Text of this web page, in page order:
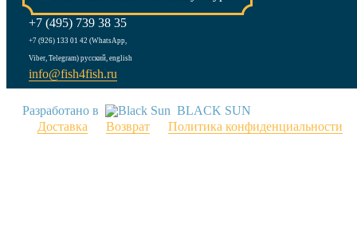
+7 (495) 739 38 35
+7 (926) 133 01 42 (WhatsApp,
Viber, Telegram) русский, english
info@fish4fish.ru
Разработано в
BLACK SUN
Доставка
Возврат Политика конфиденциальности